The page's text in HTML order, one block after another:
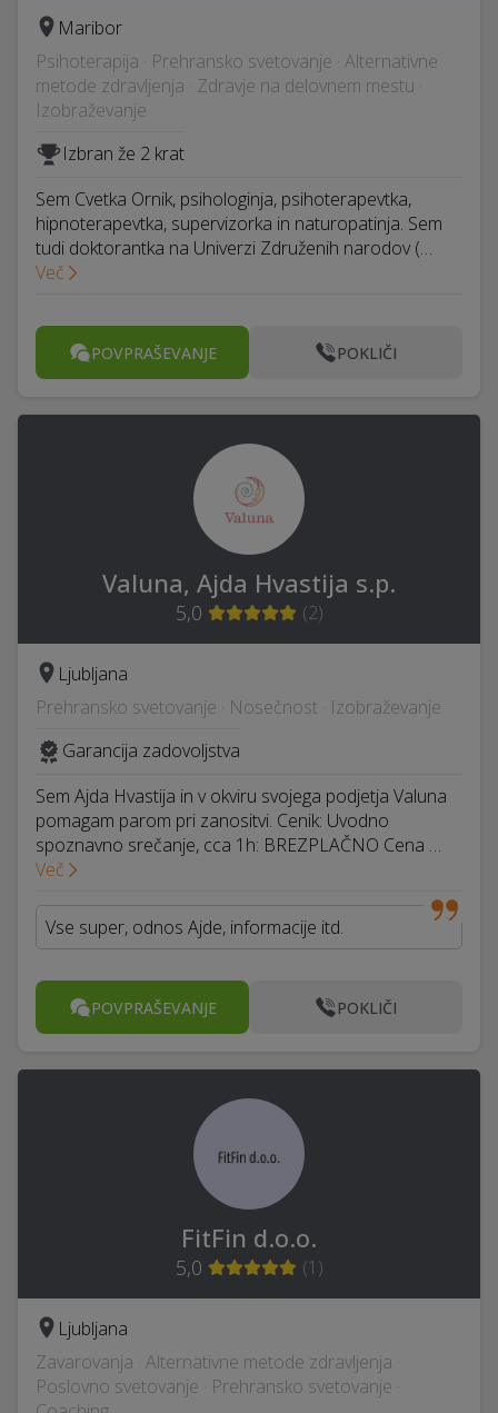
Maribor
Psihoterapija · Prehransko svetovanje · Alternativne
metode zdravljenja · Zdravje na delovnem mestu ·
Izobraževanje
Izbran že 2 krat
Sem Cvetka Ornik, psihologinja, psihoterapevtka,
hipnoterapevtka, supervizorka in naturopatinja. Sem
tudi doktorantka na Univerzi Združenih narodov (…
Več
POVPRAŠEVANJE POKLIČI
Valuna, Ajda Hvastija s.p.
5,0 (2)
Ljubljana
Prehransko svetovanje · Nosečnost · Izobraževanje
Garancija zadovoljstva
Sem Ajda Hvastija in v okviru svojega podjetja Valuna
pomagam parom pri zanositvi. Cenik: Uvodno
spoznavno srečanje, cca 1h: BREZPLAČNO Cena …
Več
Vse super, odnos Ajde, informacije itd.
POVPRAŠEVANJE POKLIČI
FitFin d.o.o.
5,0 (1 )
Ljubljana
Zavarovanja · Alternativne metode zdravljenja ·
Poslovno svetovanje · Prehransko svetovanje ·